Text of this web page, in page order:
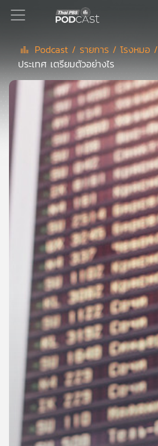
Podcast
ลิ
สต์
เพลง
บทความ
และ
กิจกรรม
Podcast / รายการ /โรงหมอ /
ประเทศ เตรียมตัวอย่างไร